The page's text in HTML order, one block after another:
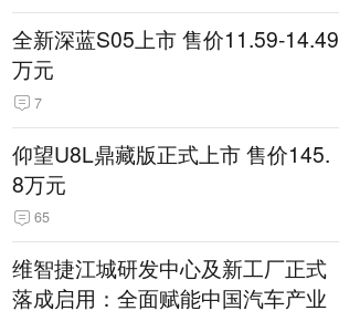
全新深蓝S05上市 售价11.59-14.49
万元
7
仰望U8L鼎藏版正式上市 售价145.
8万元
65
维智捷江城研发中心及新工厂正式
落成启用：全面赋能中国汽车产业